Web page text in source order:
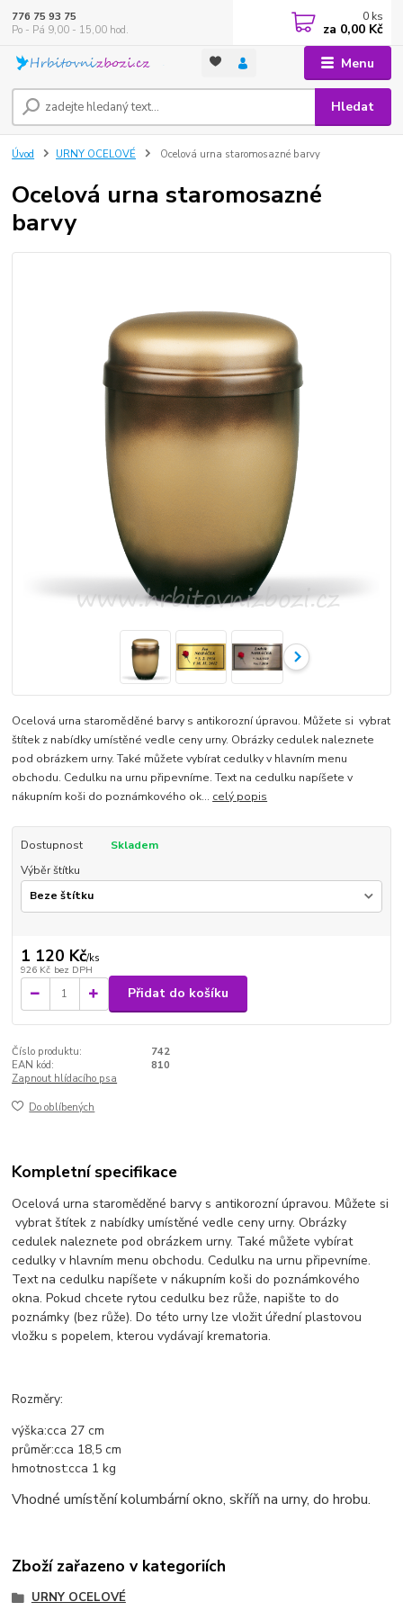
Menu
Hledat
776 75 93 75
Po - Pá 9,00 - 15,00 hod.
0 ks
za 0,00 Kč
Úvod URNY OCELOVÉ Ocelová urna staromosazné barvy
Ocelová urna staromosazné
barvy
Ocelová urna staroměděné barvy s antikorozní úpravou. Můžete si vybrat
štítek z nabídky umístěné vedle ceny urny. Obrázky cedulek naleznete
pod obrázkem urny. Také můžete vybírat cedulky v hlavním menu
obchodu. Cedulku na urnu připevníme. Text na cedulku napíšete v
nákupním koši do poznámkového ok... celý popis
Dostupnost
Skladem
Výběr štítku
1 120 Kč/ks
926 Kč bez DPH
Přidat do košíku
Číslo produktu:
742
EAN kód:
810
Zapnout hlídacího psa
Do oblíbených
Kompletní specifikace
Ocelová urna staroměděné barvy s antikorozní úpravou. Můžete si
vybrat štítek z nabídky umístěné vedle ceny urny. Obrázky
cedulek naleznete pod obrázkem urny. Také můžete vybírat
cedulky v hlavním menu obchodu. Cedulku na urnu připevníme.
Text na cedulku napíšete v nákupním koši do poznámkového
okna. Pokud chcete rytou cedulku bez růže, napište to do
poznámky (bez růže). Do této urny lze vložit úřední plastovou
vložku s popelem, kterou vydávají krematoria.
Rozměry:
výška:cca 27 cm
průměr:cca 18,5 cm
hmotnost:cca 1 kg
Vhodné umístění kolumbární okno, skříň na urny, do hrobu.
Zboží zařazeno v kategoriích
URNY OCELOVÉ